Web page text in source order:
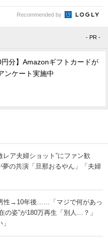
Recommended by
- PR -
円分】Amazonギフトカードが
ンケート実施中
レア夫婦ショット”にファン歓
の共演「旦那おるやん」「夫婦
性→10年後……「マジで何があっ
姿”が180万再生「別人…？」